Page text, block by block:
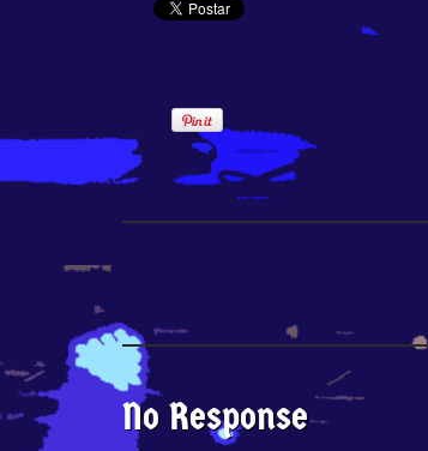
No Response